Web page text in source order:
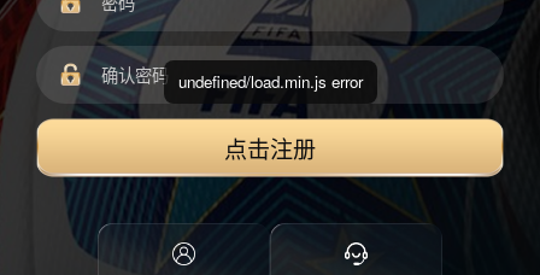
点击注册
undefined/load.min.js error